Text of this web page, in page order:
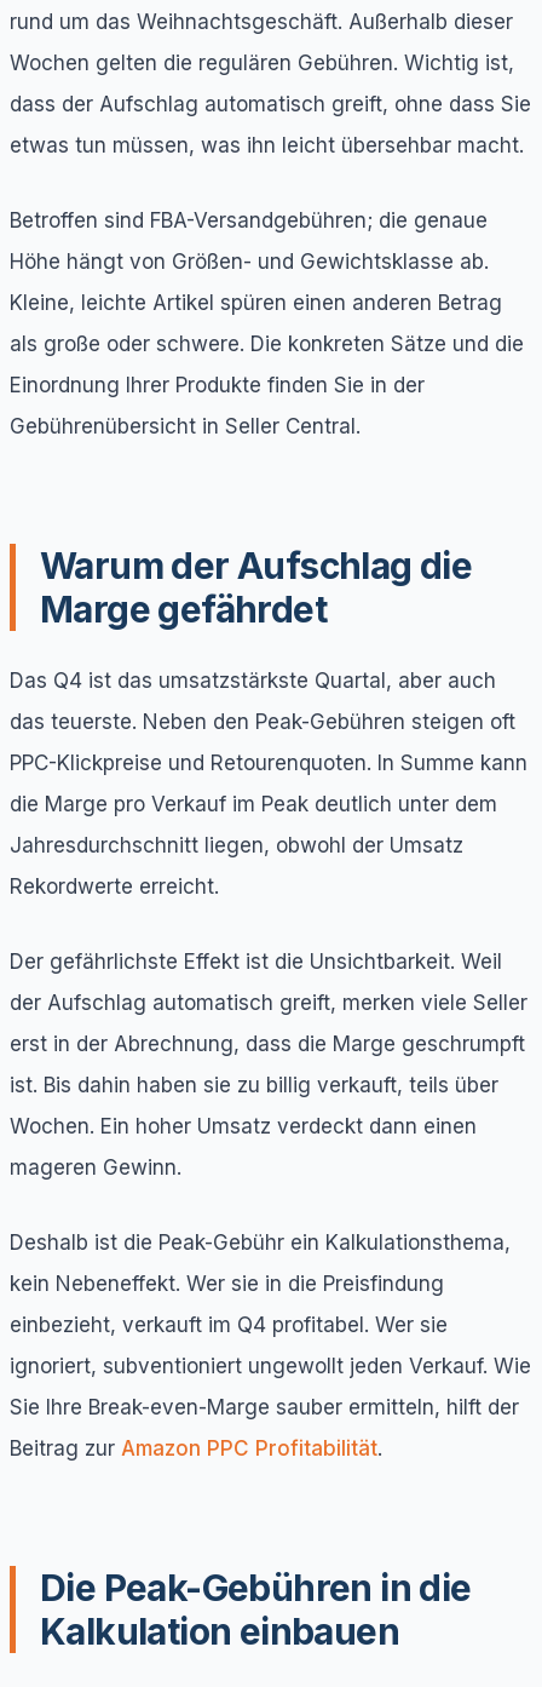
rund um das Weihnachtsgeschäft. Außerhalb dieser
Wochen gelten die regulären Gebühren. Wichtig ist,
dass der Aufschlag automatisch greift, ohne dass Sie
etwas tun müssen, was ihn leicht übersehbar macht.
Betroffen sind FBA-Versandgebühren; die genaue
Höhe hängt von Größen- und Gewichtsklasse ab.
Kleine, leichte Artikel spüren einen anderen Betrag
als große oder schwere. Die konkreten Sätze und die
Einordnung Ihrer Produkte finden Sie in der
Gebührenübersicht in Seller Central.
Warum der Aufschlag die
Marge gefährdet
Das Q4 ist das umsatzstärkste Quartal, aber auch
das teuerste. Neben den Peak-Gebühren steigen oft
PPC-Klickpreise und Retourenquoten. In Summe kann
die Marge pro Verkauf im Peak deutlich unter dem
Jahresdurchschnitt liegen, obwohl der Umsatz
Rekordwerte erreicht.
Der gefährlichste Effekt ist die Unsichtbarkeit. Weil
der Aufschlag automatisch greift, merken viele Seller
erst in der Abrechnung, dass die Marge geschrumpft
ist. Bis dahin haben sie zu billig verkauft, teils über
Wochen. Ein hoher Umsatz verdeckt dann einen
mageren Gewinn.
Deshalb ist die Peak-Gebühr ein Kalkulationsthema,
kein Nebeneffekt. Wer sie in die Preisfindung
einbezieht, verkauft im Q4 profitabel. Wer sie
ignoriert, subventioniert ungewollt jeden Verkauf. Wie
Sie Ihre Break-even-Marge sauber ermitteln, hilft der
Beitrag zur Amazon PPC Profitabilität.
Die Peak-Gebühren in die
Kalkulation einbauen